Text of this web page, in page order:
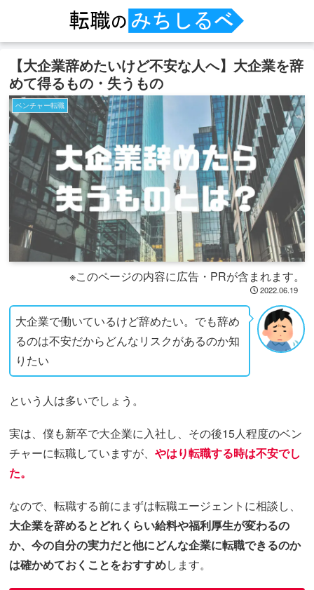
【大企業辞めたいけど不安な人へ】大企業を辞
めて得るもの・失うもの
ベンチャー転職
※このページの内容に広告・PRが含まれます。
2022.06.19
大企業で働いているけど辞めたい。でも辞め
るのは不安だからどんなリスクがあるのか知
りたい
という人は多いでしょう。
実は、僕も新卒で大企業に入社し、その後15人程度のベン
チャーに転職していますが、やはり転職する時は不安でし
た。
なので、転職する前にまずは転職エージェントに相談し、
大企業を辞めるとどれくらい給料や福利厚生が変わるの
か、今の自分の実力だと他にどんな企業に転職できるのか
は確かめておくことをおすすめします。